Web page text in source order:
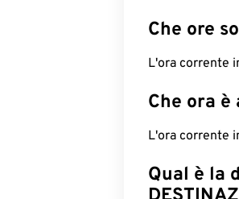
Che ore
L'ora corrente
Che ora è
L'ora corrente
Qual è la